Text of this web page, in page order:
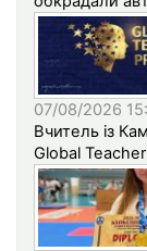
07/08/2026
Вчитель із
Global